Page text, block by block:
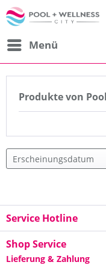
Menü
Produkte von
Service Hotline
Shop Service
Lieferung & Zahlung